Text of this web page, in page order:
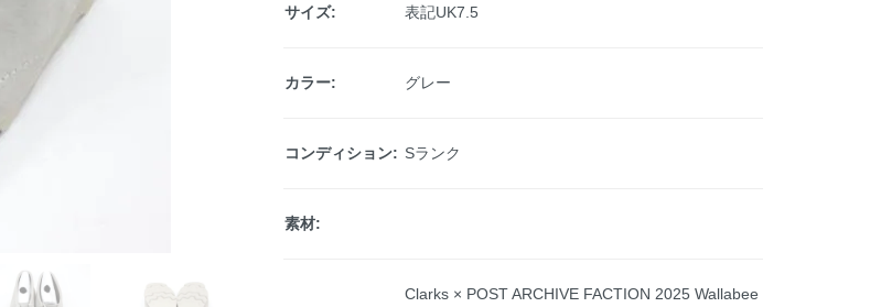
サイズ: 表記UK7.5
カラー: グレー
コンディション: Sランク
素材:
Clarks × POST ARCHIVE FACTION 2025 Wallabee